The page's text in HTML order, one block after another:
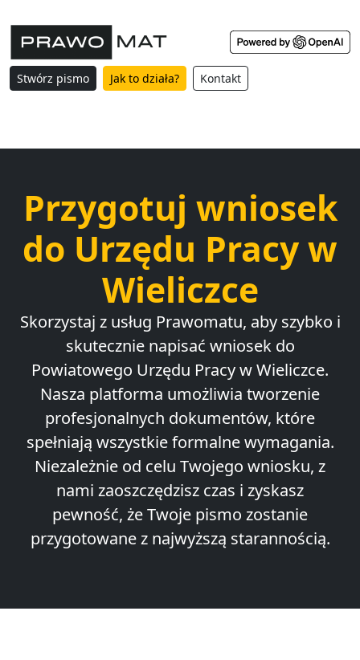
Stwórz pismo Jak to działa? Kontakt
Przygotuj wniosek
do Urzędu Pracy w
Wieliczce
Skorzystaj z usług Prawomatu, aby szybko i
skutecznie napisać wniosek do
Powiatowego Urzędu Pracy w Wieliczce.
Nasza platforma umożliwia tworzenie
profesjonalnych dokumentów, które
spełniają wszystkie formalne wymagania.
Niezależnie od celu Twojego wniosku, z
nami zaoszczędzisz czas i zyskasz
pewność, że Twoje pismo zostanie
przygotowane z najwyższą starannością.